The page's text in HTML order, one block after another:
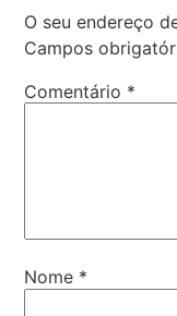
O seu endereço
Campos
Comentário *
Nome *